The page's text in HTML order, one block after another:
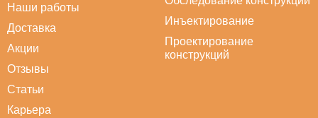
Наши работы
Доставка
Акции
Отзывы
Статьи
Карьера
Инъектирование
Проектирование
конструкций